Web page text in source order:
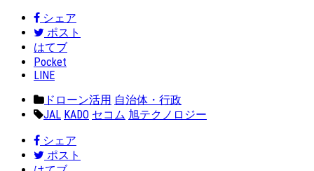
シェア
ポスト
はてブ
Pocket
LINE
ドローン活用 自治体・行政
JAL KADO セコム 旭テクノロジー
シェア
ポスト